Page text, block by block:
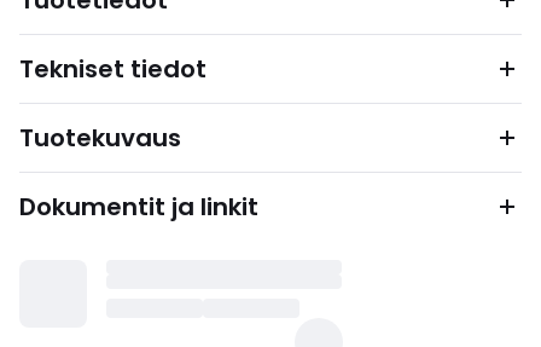
Tekniset tiedot
Tuotekuvaus
Dokumentit ja linkit